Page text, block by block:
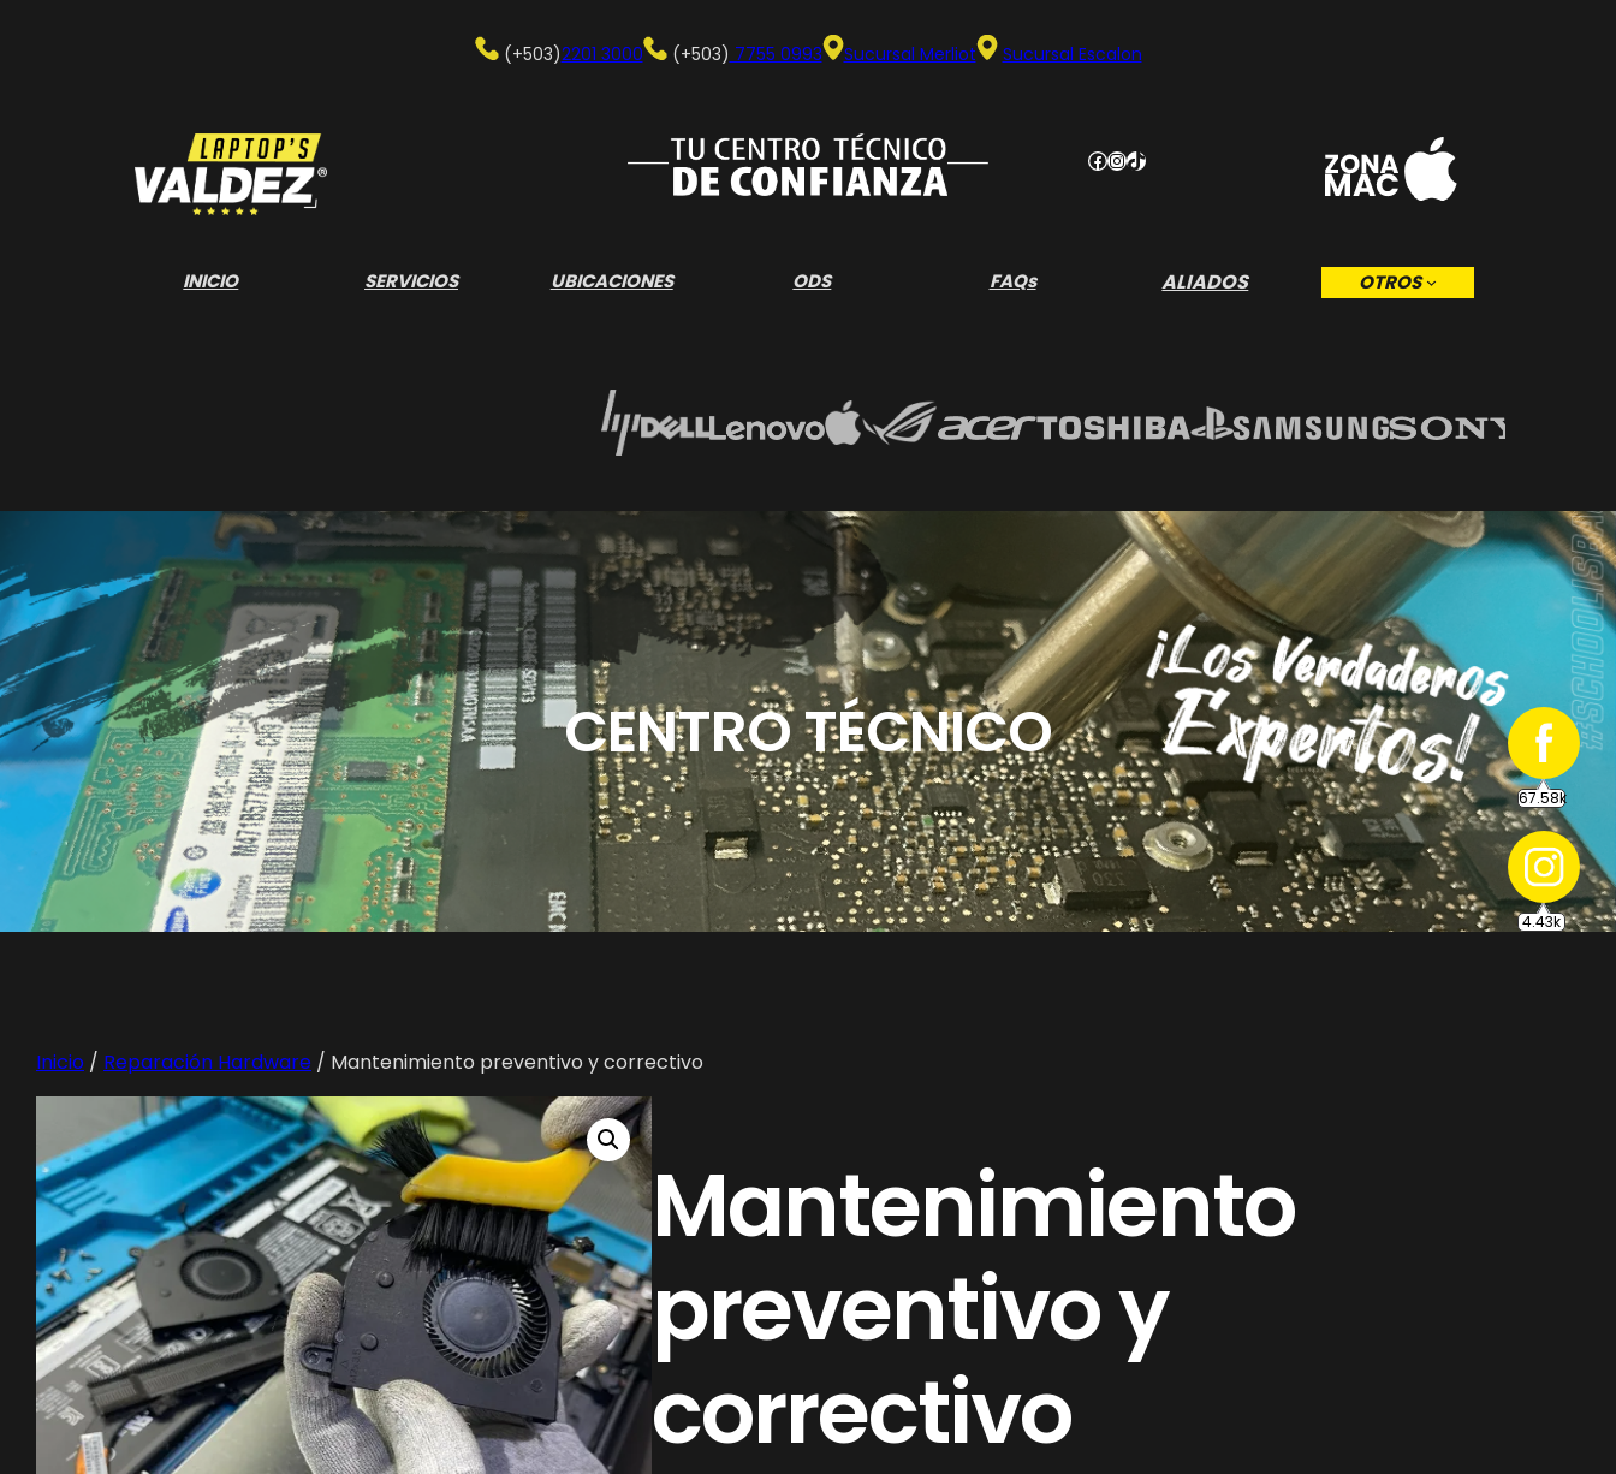
(+503)2201 3000 (+503) 7755 0993 Sucursal Merliot Sucursal Escalon
Facebook
Instagram
TikTok
INICIO SERVICIOS UBICACIONES ODS FAQs ALIADOS OTROS
CENTRO TÉCNICO
Inicio / Reparación Hardware / Mantenimiento preventivo y correctivo
Mantenimiento
preventivo y
correctivo
4.43k